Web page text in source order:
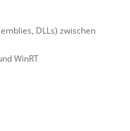
DLLs) zwischen
WinRT